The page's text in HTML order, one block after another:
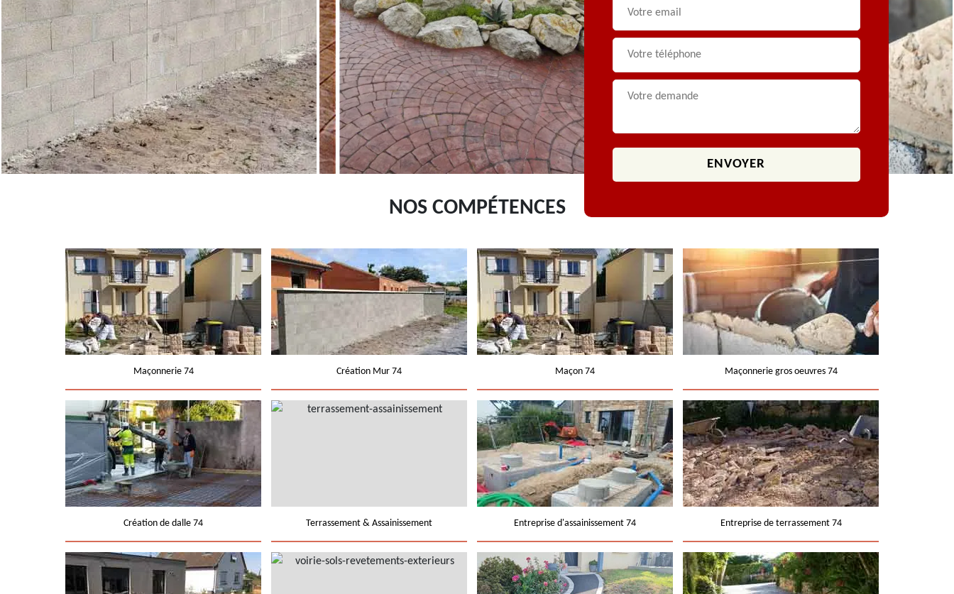
NOS COMPÉTENCES
Maçonnerie 74 Création Mur 74 Maçon 74 Maçonnerie gros oeuvres 74
Création de dalle 74 Terrassement & Assainissement Entreprise d'assainissement 74 Entreprise de terrassement 74